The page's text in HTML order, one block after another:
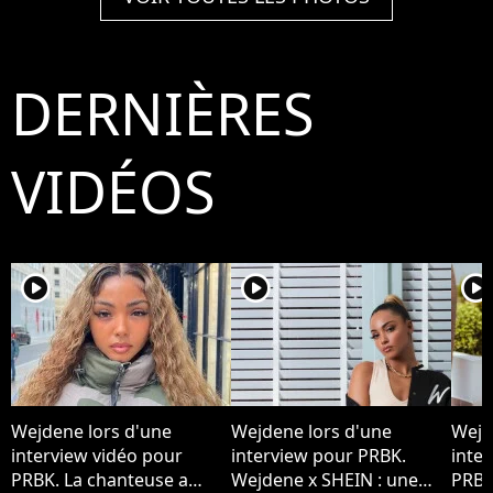
Womenswear
Photo by Marco
Piovanotto/ABACAPRESS.COM
Womenswear
Photo by Marco
Piovanotto/ABACAPRESS.COM
DERNIÈRES
VIDÉOS
player2
Wejdene lors d'une
interview vidéo pour
PRBK. La chanteuse a
player2
Wejdene lors d'une
interview pour PRBK.
Wejdene x SHEIN : une
player2